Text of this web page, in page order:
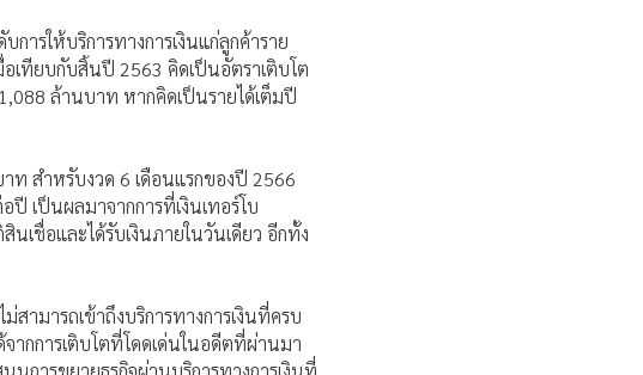
ารให้บริการทางการเงินแก่ลูกค้าราย
ทียบกับสิ้นปี 2563 คิดเป็นอัตราเติบโต
ล้านบาท หากคิดเป็นรายได้เต็มปี
ท สำหรับงวด 6 เดือนแรกของปี 2566
เป็นผลมาจากการที่เงินเทอร์โบ
นเชื่อและได้รับเงินภายในวันเดียว อีกทั้ง
ามารถเข้าถึงบริการทางการเงินที่ครบ
จากการเติบโตที่โดดเด่นในอดีตที่ผ่านมา